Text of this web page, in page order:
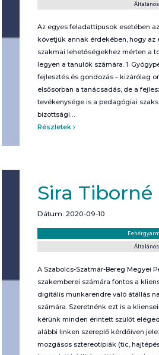
Általános
Az egyes feladattípusok esetében
követjük annak érdekében, hogy az
szakmai lehetőségekhez mérten a
legyen a tanulók számára. 1.
fejlesztés és gondozás – kizárólag
elsősorban a tanácsadás, de a
tevékenysége is a pedagógiai
bizottsági…
Részletek
Sira Tiborné
Dátum: 2020-09-10
Általános
A Szabolcs-Szatmár-Bereg Megyei
szakemberei számára fontos a
digitális munkarendre való átállás
számára. Szeretnénk ezt is a
kérünk minden érintett szülőt
alábbi linken szereplő kérdőíven
mozgásos sztereotípiák (tic,